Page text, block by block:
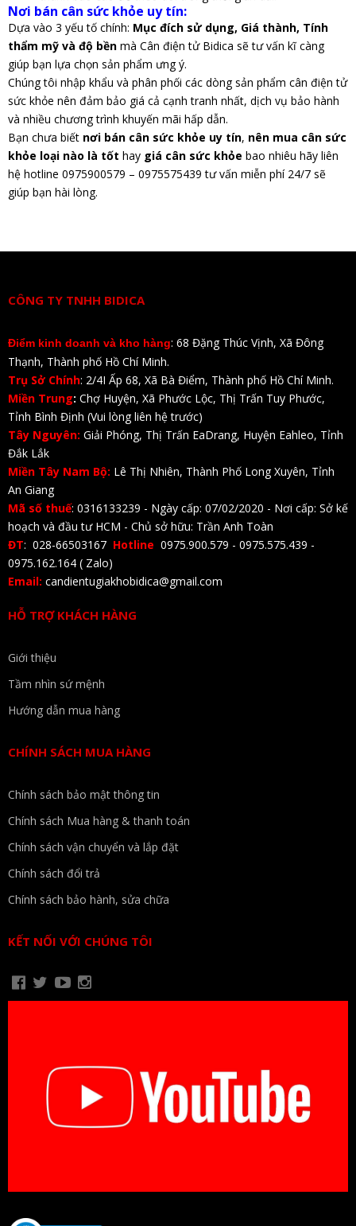
Nơi bán cân sức khỏe uy tín:
Dựa vào 3 yếu tố chính: Mục đích sử dụng, Giá thành, Tính
thẩm mỹ và độ bền mà Cân điện tử Bidica sẽ tư vấn kĩ càng
giúp bạn lựa chọn sản phẩm ưng ý.
Chúng tôi nhập khẩu và phân phối các dòng sản phẩm cân điện tử
sức khỏe nên đảm bảo giá cả cạnh tranh nhất, dịch vụ bảo hành
và nhiều chương trình khuyến mãi hấp dẫn.
Bạn chưa biết nơi bán cân sức khỏe uy tín, nên mua cân sức
khỏe loại nào là tốt hay giá cân sức khỏe bao nhiêu hãy liên
hệ hotline 0975900579 – 0975575439 tư vấn miễn phí 24/7 sẽ
giúp bạn hài lòng.
CÔNG TY TNHH BIDICA
Điểm kinh doanh và kho hàng: 68 Đặng Thúc Vịnh, Xã Đông
Thạnh, Thành phố Hồ Chí Minh.
Trụ Sở Chính: 2/4I Ấp 68, Xã Bà Điểm, Thành phố Hồ Chí Minh.
Miền Trung: Chợ Huyện, Xã Phước Lộc, Thị Trấn Tuy Phước,
Tỉnh Bình Định (Vui lòng liên hệ trước)
Tây Nguyên: Giải Phóng, Thị Trấn EaDrang, Huyện Eahleo, Tỉnh
Đắk Lắk
Miền Tây Nam Bộ: Lê Thị Nhiên, Thành Phố Long Xuyên, Tỉnh
An Giang
Mã số thuế: 0316133239 - Ngày cấp: 07/02/2020 - Nơi cấp: Sở kế
hoạch và đầu tư HCM - Chủ sở hữu: Trần Anh Toàn
ĐT: 028-66503167 Hotline 0975.900.579 - 0975.575.439 -
0975.162.164 ( Zalo)
Email: candientugiakhobidica@gmail.com
HỖ TRỢ KHÁCH HÀNG
Giới thiệu
Tầm nhìn sứ mệnh
Hướng dẫn mua hàng
CHÍNH SÁCH MUA HÀNG
Chính sách bảo mật thông tin
Chính sách Mua hàng & thanh toán
Chính sách vận chuyển và lắp đặt
Chính sách đổi trả
Chính sách bảo hành, sửa chữa
KẾT NỐI VỚI CHÚNG TÔI